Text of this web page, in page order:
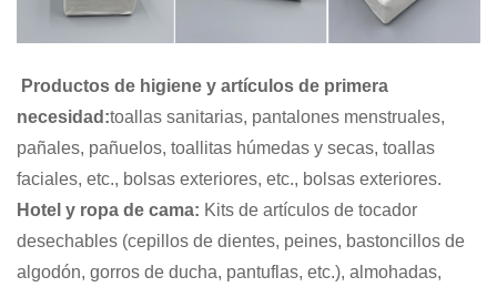
Productos de higiene y artículos de primera
necesidad:toallas sanitarias, pantalones menstruales,
pañales, pañuelos, toallitas húmedas y secas, toallas
faciales, etc., bolsas exteriores, etc., bolsas exteriores.
Hotel y ropa de cama: Kits de artículos de tocador
desechables (cepillos de dientes, peines, bastoncillos de
algodón, gorros de ducha, pantuflas, etc.), almohadas,